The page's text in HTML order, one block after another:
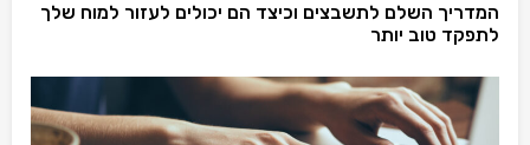
המדריך השלם לתשבצים וכיצד הם יכולים לעזור למוח שלך
לתפקד טוב יותר